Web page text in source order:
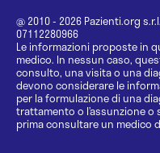
@ 2010 - 2026 Pazienti.org s.r.l.
07112280966
Le informazioni proposte in
medico. In nessun caso,
consulto, una visita o una
devono considerare le
per la formulazione di una
trattamento o l’assunzione
prima consultare un medico